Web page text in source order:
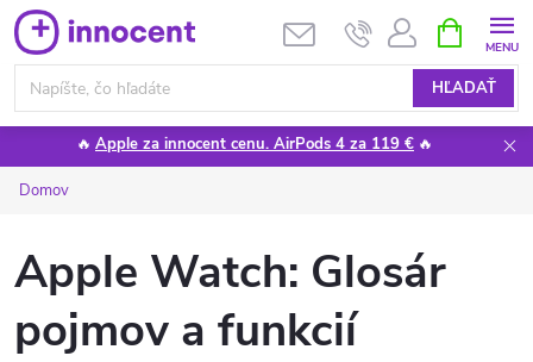
Prejsť
na
obsah
HĽADAŤ
KOŠÍK
🔥 Apple za innocent cenu. AirPods 4 za 119 € 🔥
Domov
Apple Watch: Glosár
pojmov a funkcií